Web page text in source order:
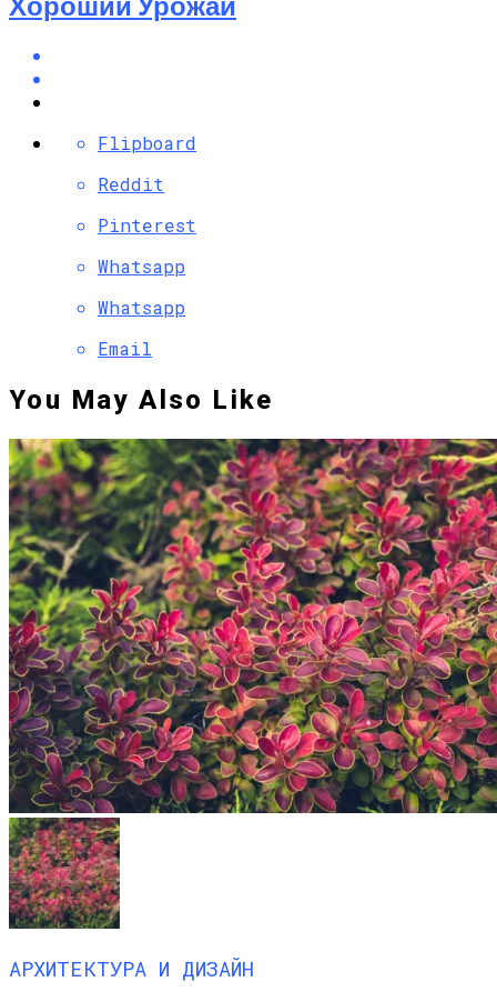
Flipboard
Reddit
Pinterest
Whatsapp
Whatsapp
Email
You May Also Like
АРХИТЕКТУРА И ДИЗАЙН